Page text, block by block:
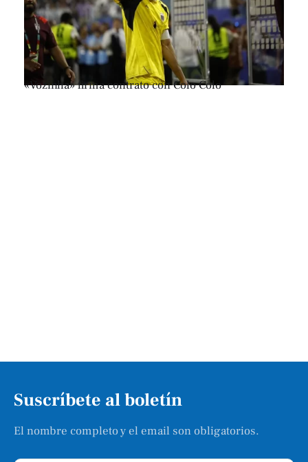
«Vozinha» firma contrato con Colo Colo
Suscríbete al boletín
El nombre completo y el email son obligatorios.